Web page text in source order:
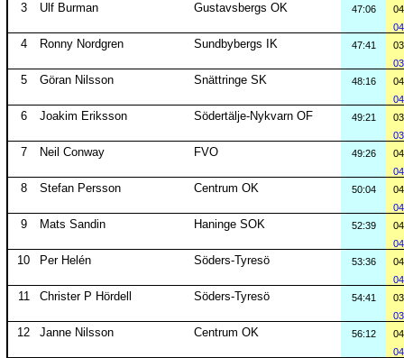
3 Ulf Burman Gustavsbergs OK 47:06
4 Ronny Nordgren Sundbybergs IK 47:41
5 Göran Nilsson Snättringe SK 48:16
6 Joakim Eriksson Södertälje-Nykvarn OF 49:21
7 Neil Conway FVO 49:26
8 Stefan Persson Centrum OK 50:04
9 Mats Sandin Haninge SOK 52:39
10 Per Helén Söders-Tyresö 53:36
11 Christer P Hördell Söders-Tyresö 54:41
12 Janne Nilsson Centrum OK 56:12